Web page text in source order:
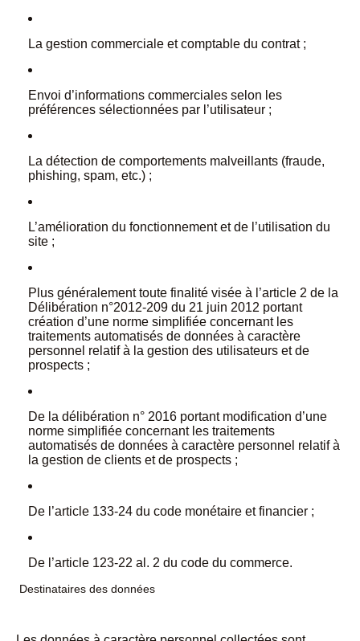
La gestion commerciale et comptable du contrat ;
Envoi d’informations commerciales selon les
préférences sélectionnées par l’utilisateur ;
La détection de comportements malveillants (fraude,
phishing, spam, etc.) ;
L’amélioration du fonctionnement et de l’utilisation du
site ;
Plus généralement toute finalité visée à l’article 2 de la
Délibération n°2012-209 du 21 juin 2012 portant
création d’une norme simplifiée concernant les
traitements automatisés de données à caractère
personnel relatif à la gestion des utilisateurs et de
prospects ;
De la délibération n° 2016 portant modification d’une
norme simplifiée concernant les traitements
automatisés de données à caractère personnel relatif à
la gestion de clients et de prospects ;
De l’article 133-24 du code monétaire et financier ;
De l’article 123-22 al. 2 du code du commerce.
Destinataires des données